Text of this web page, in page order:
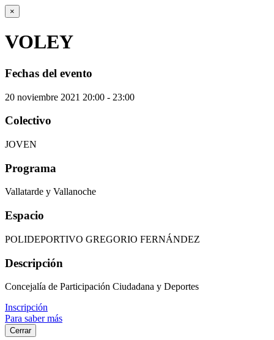
×
VOLEY
Fechas del evento
20 noviembre 2021 20:00 - 23:00
Colectivo
JOVEN
Programa
Vallatarde y Vallanoche
Espacio
POLIDEPORTIVO GREGORIO FERNÁNDEZ
Descripción
Concejalía de Participación Ciudadana y Deportes
Inscripción
Para saber más
Cerrar